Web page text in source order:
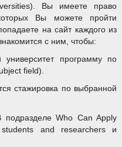
Вы имеете право
Вы можете пройти
на сайт каждого из
с ним, чтобы:
программу по
field).
стажировка по выбранной
подразделе Who Can Apply
and researchers и